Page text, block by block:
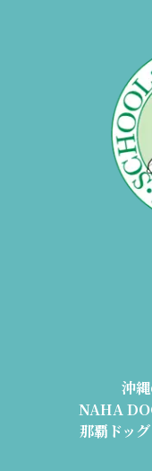
沖
NAHA
那覇ドッ